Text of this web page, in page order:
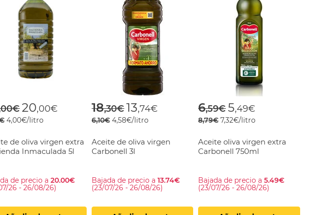
reduced from
to
20,00€
4,00€/litro
de oliva virgen extra
Inmaculada 5l
de precio a 20.00€
26 - 26/08/26)
Price reduced from
18,30€to
13,74€
6,10€ 4,58€/litro
Aceite de oliva virgen
Carbonell 3l
Bajada de precio a 13.74€
(23/07/26 - 26/08/26)
Price reduced
6,59€to
5,49€
8,79€ 7,32€/litro
Aceite oliva virgen extra
Carbonell 750ml
Bajada de precio a5.49€
(23/07/26 - 26/08/26)